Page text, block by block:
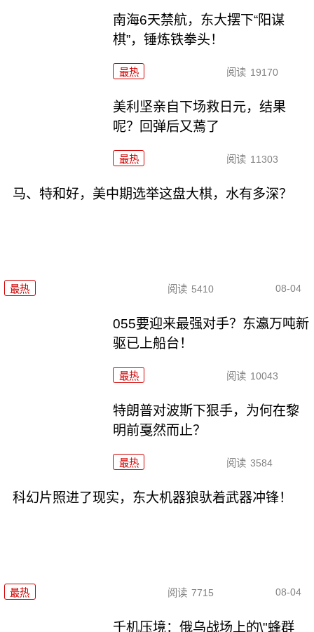
南海6天禁航，东大摆下“阳谋
棋”，锤炼铁拳头！
最热 阅读 19170
美利坚亲自下场救日元，结果
呢？回弹后又蔫了
最热 阅读 11303
马、特和好，美中期选举这盘大棋，水有多深？
最热 阅读 5410 08-04
055要迎来最强对手？东瀛万吨新
驱已上船台！
最热 阅读 10043
特朗普对波斯下狠手，为何在黎
明前戛然而止？
最热 阅读 3584
科幻片照进了现实，东大机器狼驮着武器冲锋！
最热 阅读 7715 08-04
千机压境：俄乌战场上的\"蜂群